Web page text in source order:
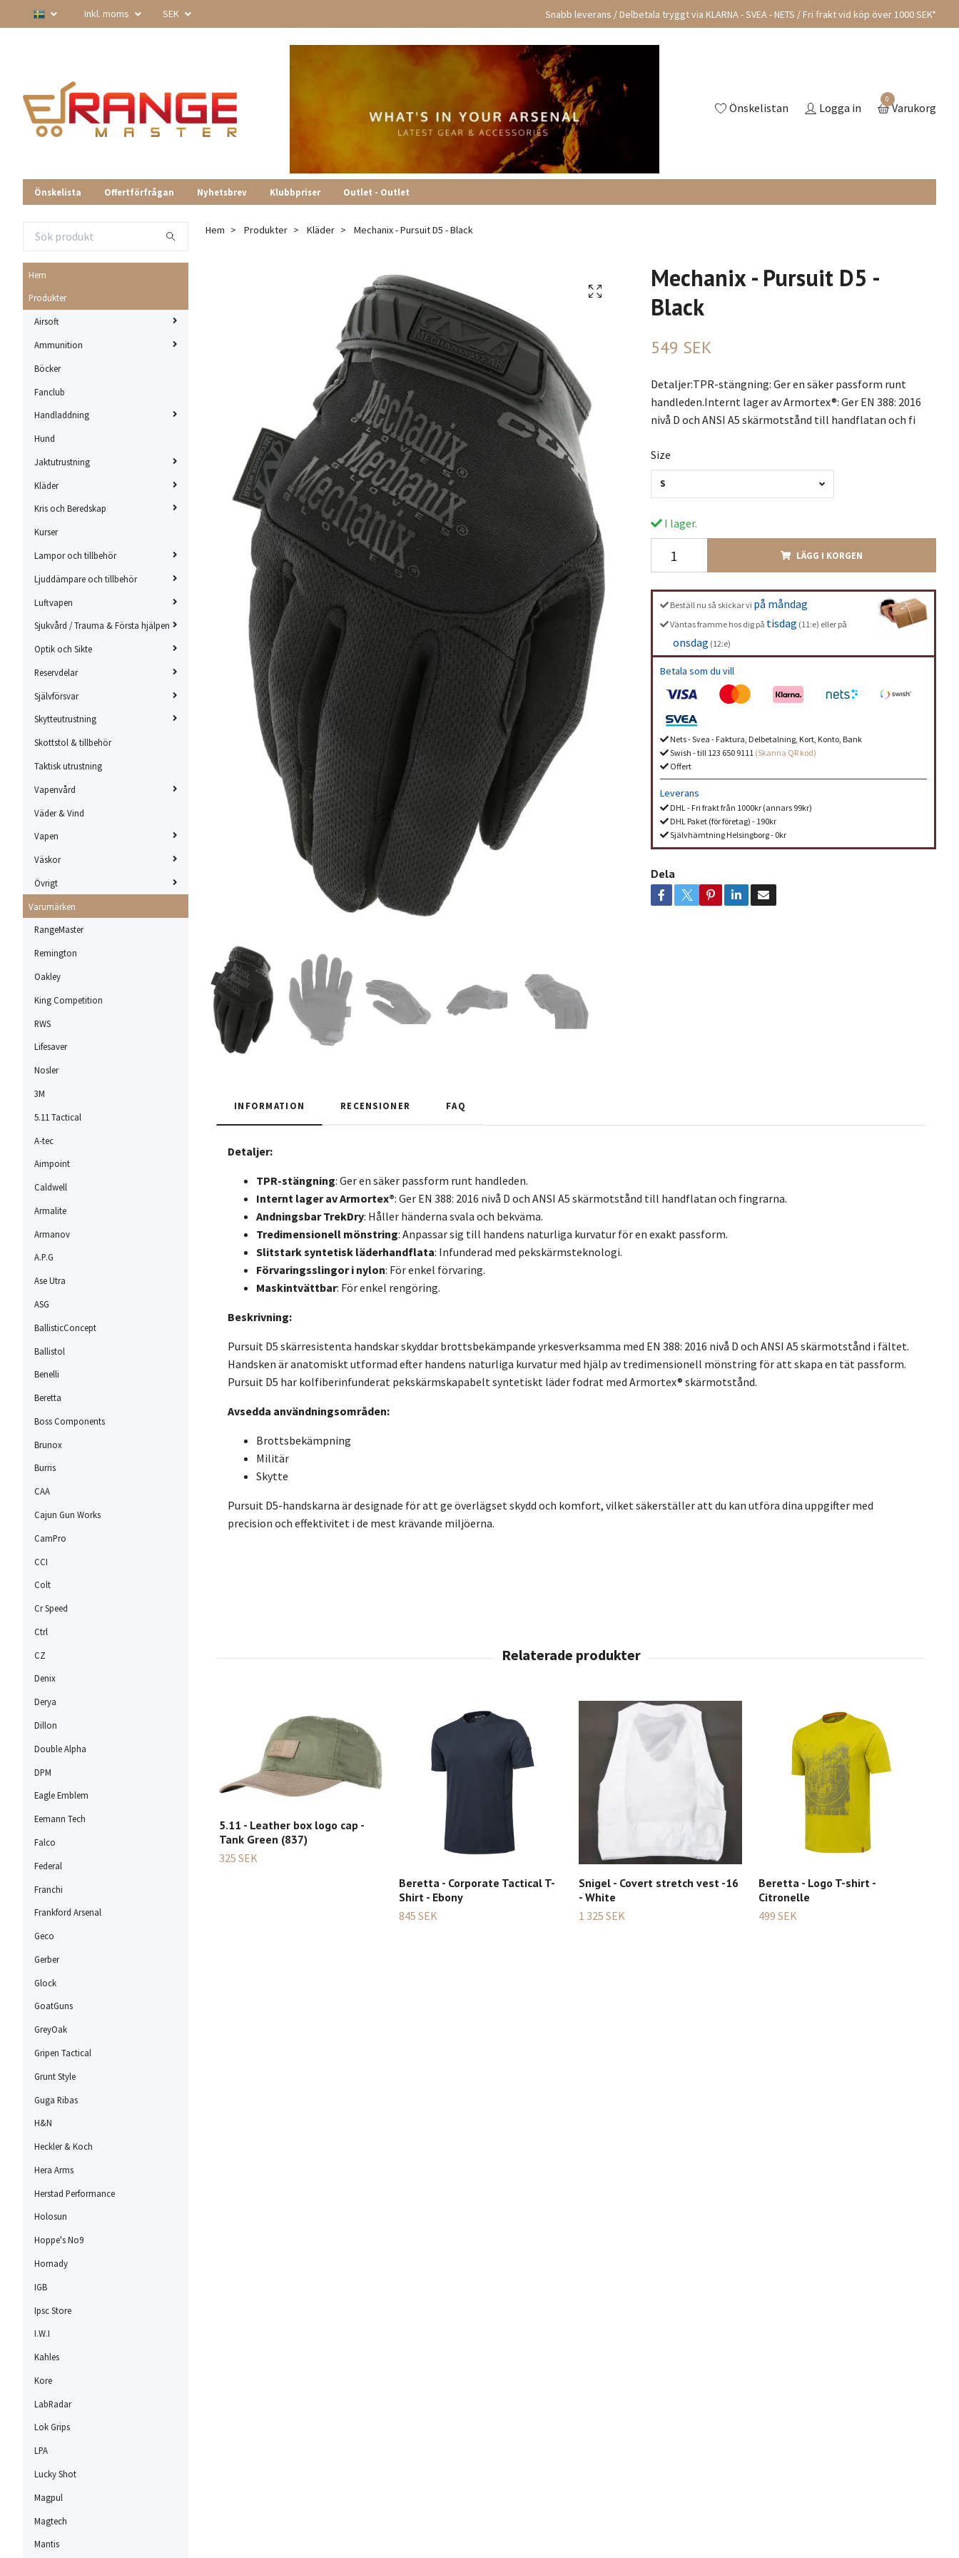
Inkl. moms SEK Snabb leverans / Delbetala tryggt via KLARNA - SVEA - NETS / Fri frakt vid köp över 1000 SEK*
Önskelistan Logga in
0
Varukorg
Önskelista Offertförfrågan Nyhetsbrev Klubbpriser Outlet - Outlet
Hem
Produkter
Airsoft
Ammunition
Böcker
Fanclub
Handladdning
Hund
Jaktutrustning
Kläder
Kris och Beredskap
Kurser
Lampor och tillbehör
Ljuddämpare och tillbehör
Luftvapen
Sjukvård / Trauma & Första hjälpen
Optik och Sikte
Reservdelar
Självförsvar
Skytteutrustning
Skottstol & tillbehör
Taktisk utrustning
Vapenvård
Väder & Vind
Vapen
Väskor
Övrigt
Varumärken
RangeMaster
Remington
Oakley
King Competition
RWS
Lifesaver
Nosler
3M
5.11 Tactical
A-tec
Aimpoint
Caldwell
Armalite
Armanov
A.P.G
Ase Utra
ASG
BallisticConcept
Ballistol
Benelli
Beretta
Boss Components
Brunox
Burris
CAA
Cajun Gun Works
CamPro
CCI
Colt
Cr Speed
Ctrl
CZ
Denix
Derya
Dillon
Double Alpha
DPM
Eagle Emblem
Eemann Tech
Falco
Federal
Franchi
Frankford Arsenal
Geco
Gerber
Glock
GoatGuns
GreyOak
Gripen Tactical
Grunt Style
Guga Ribas
H&N
Heckler & Koch
Hera Arms
Herstad Performance
Holosun
Hoppe's No9
Hornady
IGB
Ipsc Store
I.W.I
Kahles
Kore
LabRadar
Lok Grips
LPA
Lucky Shot
Magpul
Magtech
Mantis
Hem Produkter Kläder Mechanix - Pursuit D5 - Black
Mechanix - Pursuit D5 -
Black
549 SEK
Detaljer:TPR-stängning: Ger en säker passform runt
handleden.Internt lager av Armortex®: Ger EN 388: 2016
nivå D och ANSI A5 skärmotstånd till handflatan och fi
Size
S
I lager.
LÄGG I KORGEN
Beställ nu så skickar vi på måndag
Väntas framme hos dig på tisdag (11:e) eller på
onsdag (12:e)
Betala som du vill
Nets - Svea - Faktura, Delbetalning, Kort, Konto, Bank
Swish - till 123 650 9111 (Skanna QR kod)
Offert
Leverans
DHL - Fri frakt från 1000kr (annars 99kr)
DHL Paket (för företag) - 190kr
Självhämtning Helsingborg - 0kr
Dela
INFORMATION RECENSIONER FAQ
Detaljer:
TPR-stängning: Ger en säker passform runt handleden.
Internt lager av Armortex®: Ger EN 388: 2016 nivå D och ANSI A5 skärmotstånd till handflatan och fingrarna.
Andningsbar TrekDry: Håller händerna svala och bekväma.
Tredimensionell mönstring: Anpassar sig till handens naturliga kurvatur för en exakt passform.
Slitstark syntetisk läderhandflata: Infunderad med pekskärmsteknologi.
Förvaringsslingor i nylon: För enkel förvaring.
Maskintvättbar: För enkel rengöring.
Beskrivning:
Pursuit D5 skärresistenta handskar skyddar brottsbekämpande yrkesverksamma med EN 388: 2016 nivå D och ANSI A5 skärmotstånd i fältet.
Handsken är anatomiskt utformad efter handens naturliga kurvatur med hjälp av tredimensionell mönstring för att skapa en tät passform.
Pursuit D5 har kolfiberinfunderat pekskärmskapabelt syntetiskt läder fodrat med Armortex® skärmotstånd.
Avsedda användningsområden:
Brottsbekämpning
Militär
Skytte
Pursuit D5-handskarna är designade för att ge överlägset skydd och komfort, vilket säkerställer att du kan utföra dina uppgifter med
precision och effektivitet i de mest krävande miljöerna.
5.11 - Leather box logo cap -
Tank Green (837)
325 SEK
Beretta - Corporate Tactical T-
Shirt - Ebony
845 SEK
Snigel - Covert stretch vest -16
- White
1 325 SEK
Beretta - Logo T-shirt -
Citronelle
499 SEK